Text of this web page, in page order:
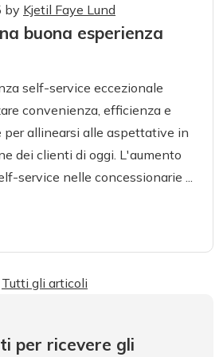
by Kjetil Faye Lund
buona esperienza
self-service eccezionale
convenienza, efficienza e
per allinearsi alle aspettative in
dei clienti di oggi. L'aumento
service nelle concessionarie ...
Tutti gli articoli
per ricevere gli